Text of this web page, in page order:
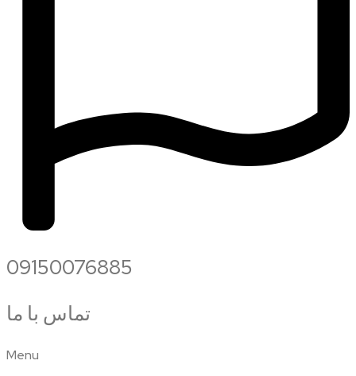
09150076885
تماس با ما
Menu